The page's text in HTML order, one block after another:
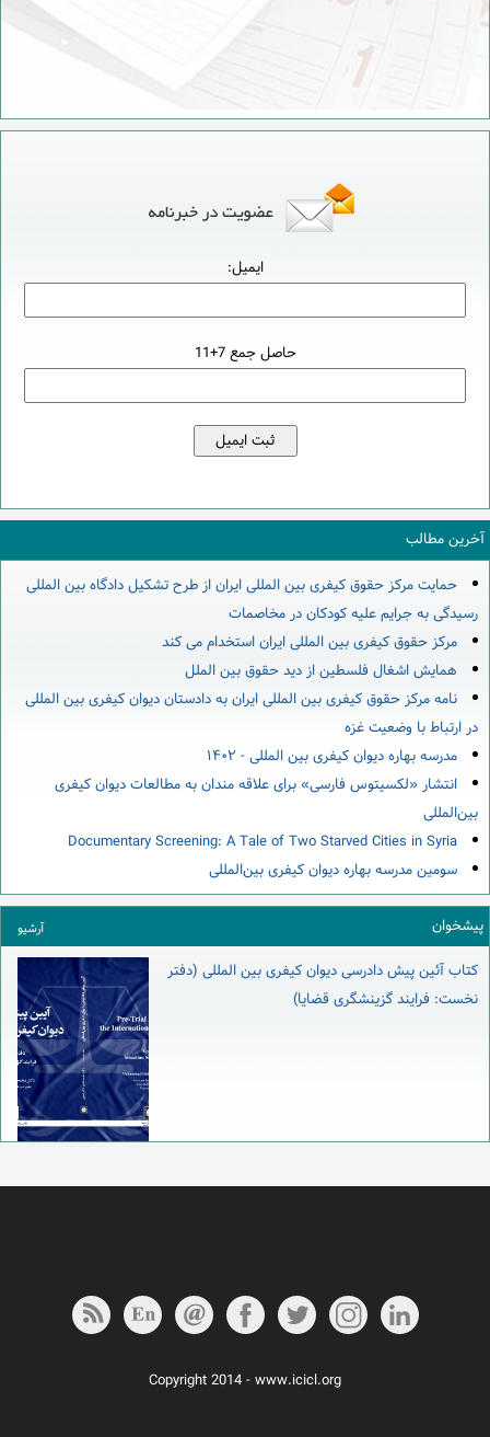
ایمیل:
حاصل جمع 7+11
آخرین مطالب
حمایت مرکز حقوق کیفری بین المللی ایران از طرح تشکیل دادگاه بین المللی
رسیدگی به جرایم علیه کودکان در مخاصمات
مرکز حقوق کیفری بین المللی ایران استخدام می کند
همایش اشغال فلسطین از دید حقوق بین الملل
نامه مرکز حقوق کیفری بین المللی ایران به دادستان دیوان کیفری بین المللی
در ارتباط با وضعیت غزه
مدرسه بهاره دیوان کیفری بین المللی - ۱۴۰۲
انتشار «لکسیتوس فارسی» برای علاقه مندان به مطالعات دیوان کیفری
بین‌المللی
Documentary Screening: A Tale of Two Starved Cities in Syria
سومین مدرسه بهاره دیوان کیفری بین‌المللی
پیشخوان آرشیو
کتاب آئین پیش دادرسی دیوان کیفری بین المللی (دفتر
نخست: فرایند گزینشگری قضایا)
Copyright 2014 - www.icicl.org